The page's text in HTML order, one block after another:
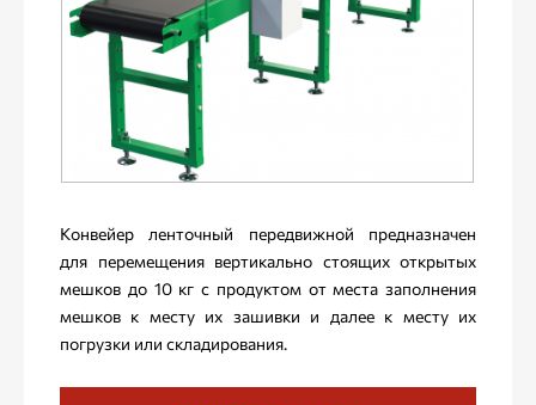
Конвейер ленточный передвижной предназначен
для перемещения вертикально стоящих открытых
мешков до 10 кг с продуктом от места заполнения
мешков к месту их зашивки и далее к месту их
погрузки или складирования.